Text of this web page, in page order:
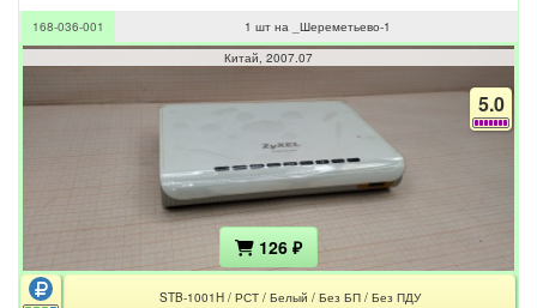
168-036-001
1 шт на _Шереметьево-1
Китай 2007.07
5.0
126 ₽
STB-1001H / РСТ / Белый / Без БП / Без ПДУ